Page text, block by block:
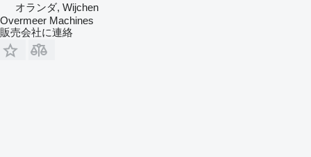
オランダ, Wijchen
Overmeer Machines
販売会社に連絡